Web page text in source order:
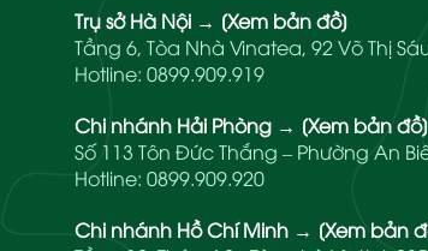
Trụ sở Hà Nội → [Xem bản đồ]
Tầng 6, Tòa Nhà Vinatea, 92 Võ Thị
Hotline: 0899.909.919
Chi nhánh Hải Phòng → [Xem bản đồ]
Số 113 Tôn Đức Thắng – Phường An
Hotline: 0899.909.920
Chi nhánh Hồ Chí Minh → [Xem bản